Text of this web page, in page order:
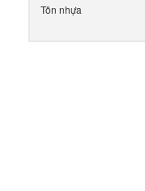
Tôn nhựa